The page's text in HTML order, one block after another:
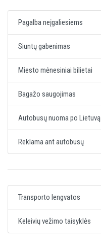
Pagalba neįgaliesiems
Siuntų gabenimas
Miesto mėnesiniai bilietai
Bagažo saugojimas
Autobusų nuoma po Lietuvą
Reklama ant autobusų
Transporto lengvatos
Keleivių vežimo taisyklės